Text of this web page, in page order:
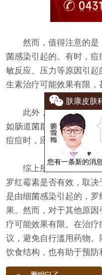
然而，值得注意的是
菌感染引起的。有时，
敏反应、压力等原因引
生素治疗可能效果有限，
此外，长期使用抗生
如肠道菌群失调、耐药
痘痘时，应遵循医生的建
综上所述， 长春皮
罗红霉素是否有效，取
是由细菌感染引起的，
果。然而，对于其他原
疗可能效果有限。在治
议，避免自行滥用药物
饮食结构，也有助于预防
肤康皮肤
您有一条新的消息